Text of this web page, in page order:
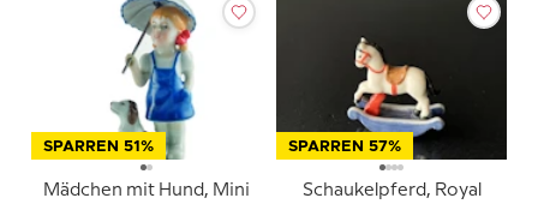
SPARREN 51%
Mädchen mit Hund, Mini
SPARREN 57%
Schaukelpferd, Royal